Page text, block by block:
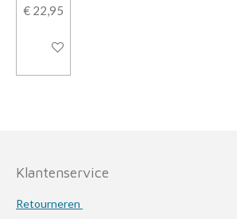
€ 22,95
In winkelwagen
Klantenservice
Retourneren